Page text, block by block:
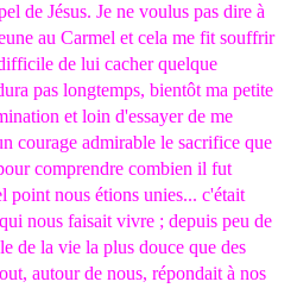
de Jésus. Je ne voulus pas dire à
au Carmel et cela me fit souffrir
de lui cacher quelque
pas longtemps, bientôt ma petite
et loin d'essayer de me
courage admirable le sacrifice que
comprendre combien il fut
point nous étions unies... c'était
nous faisait vivre ; depuis peu de
de la vie la plus douce que des
autour de nous, répondait à nos